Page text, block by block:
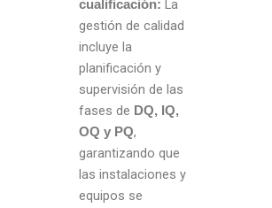
cualificación: La
gestión de calidad
incluye la
planificación y
supervisión de las
fases de DQ, IQ,
OQ y PQ,
garantizando que
las instalaciones y
equipos se